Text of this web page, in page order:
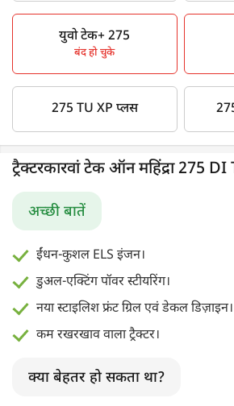
युवो टेक+ 275
बंद हो चुके
275 TU XP प्लस
ट्रैक्टरकारवां टेक ऑन महिंद्रा 275
अच्छी बातें
ईंधन-कुशल ELS इंजन।
डुअल-एक्टिंग पॉवर स्टीयरिंग।
नया स्टाइलिश फ्रंट ग्रिल एवं डेकल डिज़ाइन।
कम रखरखाव वाला ट्रैक्टर।
क्या बेहतर हो सकता था?